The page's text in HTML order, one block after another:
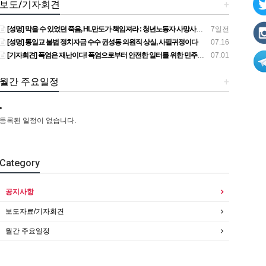
+
보도/기자회견
7일전
[성명] 막을 수 있었던 죽음, HL만도가 책임져라 : 청년노동자 사망사고의 철저한 진상규명과 재발방지 대책 마련하라
07.16
[성명] 통일교 불법 정치자금 수수 권성동 의원직 상실, 사필귀정이다
07.01
[기자회견] 폭염은 재난이다! 폭염으로부터 안전한 일터를 위한 민주노총 강원지역본부 폭염감시단 선포 기자회견
+
월간 주요일정
등록된 일정이 없습니다.
Category
공지사항
보도자료/기자회견
월간 주요일정